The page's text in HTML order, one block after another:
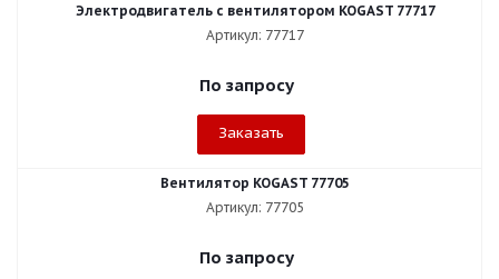
Электродвигатель с вентилятором KOGAST 77717
Артикул: 77717
По запросу
Заказать
Вентилятор KOGAST 77705
Артикул: 77705
По запросу